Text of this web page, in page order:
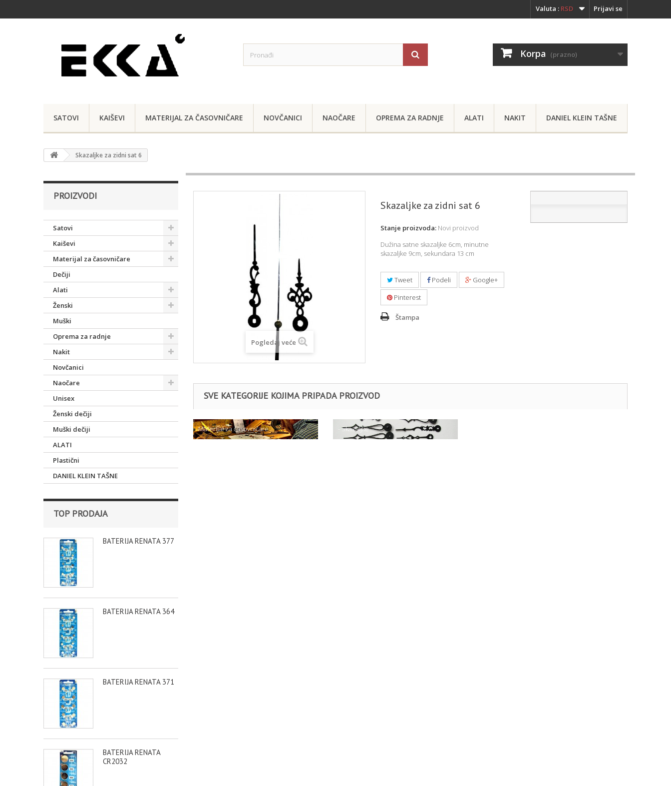
Prijavi se
Valuta : RSD
Korpa (prazno)
SATOVI KAIŠEVI MATERIJAL ZA ČASOVNIČARE NOVČANICI NAOČARE OPREMA ZA RADNJE ALATI NAKIT DANIEL KLEIN TAŠNE
Skazaljke za zidni sat 6
PROIZVODI
Satovi
Kaiševi
Materijal za časovničare
Dečiji
Alati
Ženski
Muški
Oprema za radnje
Nakit
Novčanici
Naočare
Unisex
Ženski dečiji
Muški dečiji
ALATI
Plastični
DANIEL KLEIN TAŠNE
TOP PRODAJA
BATERIJA RENATA 377
BATERIJA RENATA 364
BATERIJA RENATA 371
BATERIJA RENATA
CR2032
Pogledaj veće
Skazaljke za zidni sat 6
Stanje proizvoda: Novi proizvod
Dužina satne skazaljke 6cm, minutne
skazaljke 9cm, sekundara 13 cm
Tweet Podeli
Google+
Pinterest
Štampa
SVE KATEGORIJE KOJIMA PRIPADA PROIZVOD
Materijal za časovničare - Skazaljke